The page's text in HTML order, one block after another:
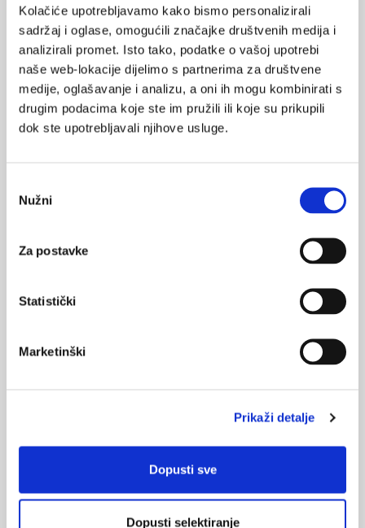
Kolačiće upotrebljavamo kako bismo personalizirali
sadržaj i oglase, omogućili značajke društvenih medija i
analizirali promet. Isto tako, podatke o vašoj upotrebi
naše web-lokacije dijelimo s partnerima za društvene
medije, oglašavanje i analizu, a oni ih mogu kombinirati s
drugim podacima koje ste im pružili ili koje su prikupili
dok ste upotrebljavali njihove usluge.
pristanka
Nužni
Za postavke
Statistički
Marketinški
Prikaži detalje
Dopusti sve
Dopusti selektiranje
VEZANI SADRŽAJ >
<
11.02.2023.
24.10.2021.
farmakoterapijom
14.11.2017.